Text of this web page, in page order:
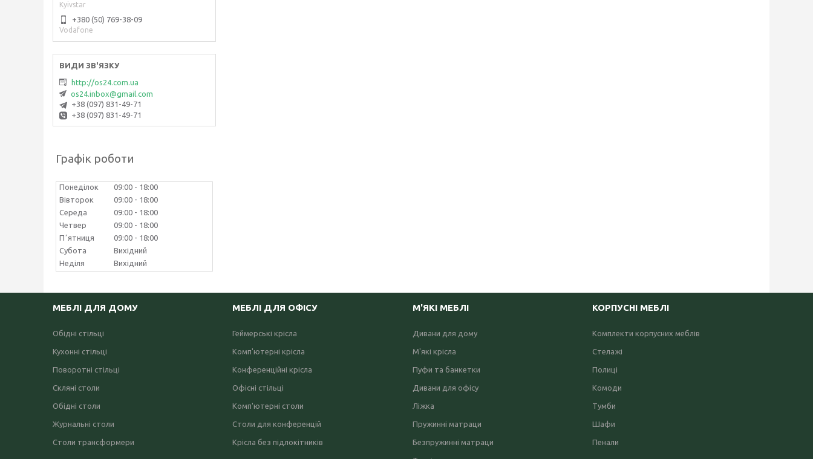
Kyivstar
+380 (50) 769-38-09
Vodafone
http://os24.com.ua
os24.inbox@gmail.com
+38 (097) 831-49-71
+38 (097) 831-49-71
Графік роботи
Понеділок 09:00
18:00
Вівторок
09:00
18:00
Середа
09:00
18:00
Четвер
09:00
18:00
Пʼятниця
09:00
18:00
Субота
Вихідний
Неділя
Вихідний
МЕБЛІ ДЛЯ ДОМУ
Обідні стільці
Кухонні стільці
Поворотні стільці
Скляні столи
Обідні столи
Журнальні столи
Столи трансформери
МЕБЛІ ДЛЯ ОФІСУ
Геймерські крісла
Комп'ютерні крісла
Конференційні крісла
Офісні стільці
Комп'ютерні столи
Столи для конференцій
Крісла без підлокітників
М'ЯКІ МЕБЛІ
Дивани для дому
М'які крісла
Пуфи та банкетки
Дивани для офісу
Ліжка
Пружинні матраци
Безпружинні матраци
КОРПУСНІ МЕБЛІ
Комплекти корпусних меблів
Стелажі
Полиці
Комоди
Тумби
Шафи
Пенали